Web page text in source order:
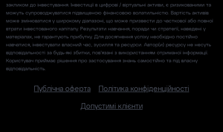
закликом до інвестування. Інвестиції в цифрові / віртуальні активи, є ризикованими та
можуть супроводжуватися підвищеною фінансовою волатильністю. Вартість активів
може змінюватися у широкому діапазоні, що може призвести до часткової або повної
втрати інвестованого капіталу. Результати навчання, поради чи стратегії, наведені у
матеріалах, не гарантують прибутку. Для досягнення успіху необхідно постійно
навчатися, інвестувати власний час, зусилля та ресурси. Автор(и) ресурсу не несуть
відповідальності за будь-які збитки, пов’язані з використанням отриманої інформації.
Користувач приймає рішення про застосування знань самостійно та під власну
відповідальність.
Публічна оферта Політика конфіденційності
Допустимі клієнти